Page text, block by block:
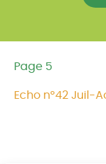
Page 5
Echo n°42 Juil-